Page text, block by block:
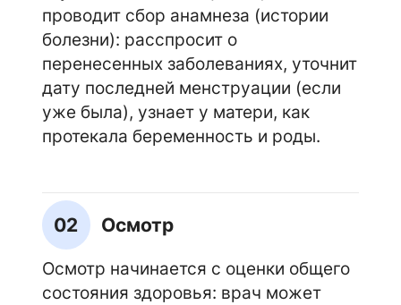
проводит сбор анамнеза (истории
болезни): расспросит о
перенесенных заболеваниях, уточнит
дату последней менструации (если
уже была), узнает у матери, как
протекала беременность и роды.
02 Осмотр
Осмотр начинается с оценки общего
состояния здоровья: врач может